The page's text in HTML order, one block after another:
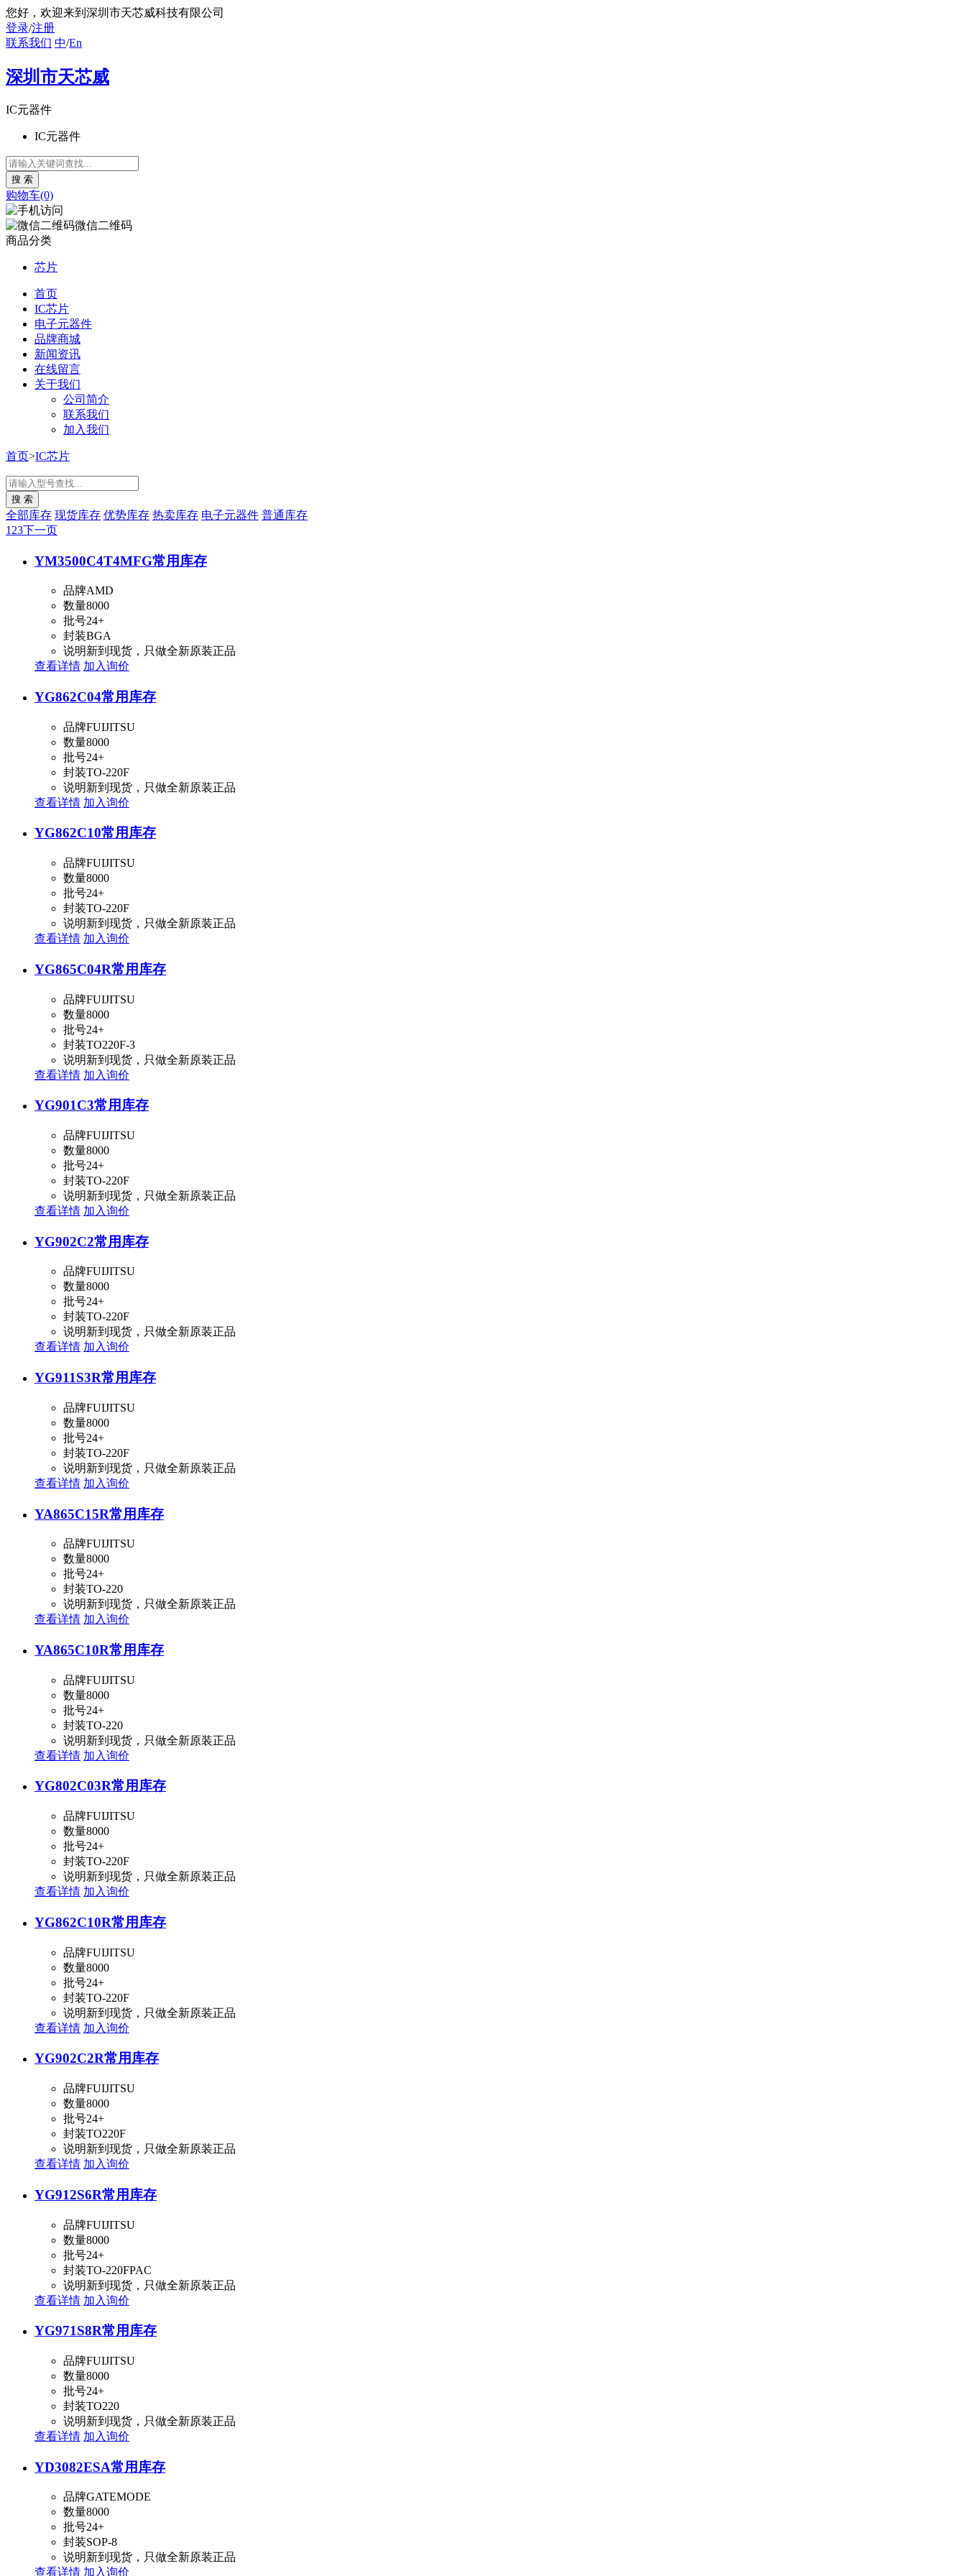
您好 ，欢迎来到深圳市天芯威科技有限公司
登录/注册
联系我们 中/En
深圳市天芯威
IC元器件
IC元器件
购物车(0)
微信二维码
商品分类
芯片
首页
IC芯片
电子元器件
品牌商城
新闻资讯
在线留言
关于我们
公司简介
联系我们
加入我们
首页>IC芯片
全部库存 现货库存 优势库存 热卖库存 电子元器件 普通库存
1 23下一页
YM3500C4T4MFG常用库存
品牌AMD
数量8000
批号24+
封装BGA
说明新到现货，只做全新原装正品
查看详情 加入询价
YG862C04常用库存
品牌FUIJITSU
数量8000
批号24+
封装TO-220F
说明新到现货，只做全新原装正品
查看详情 加入询价
YG862C10常用库存
品牌FUIJITSU
数量8000
批号24+
封装TO-220F
说明新到现货，只做全新原装正品
查看详情 加入询价
YG865C04R常用库存
品牌FUIJITSU
数量8000
批号24+
封装TO220F-3
说明新到现货，只做全新原装正品
查看详情 加入询价
YG901C3常用库存
品牌FUIJITSU
数量8000
批号24+
封装TO-220F
说明新到现货，只做全新原装正品
查看详情 加入询价
YG902C2常用库存
品牌FUIJITSU
数量8000
批号24+
封装TO-220F
说明新到现货，只做全新原装正品
查看详情 加入询价
YG911S3R常用库存
品牌FUIJITSU
数量8000
批号24+
封装TO-220F
说明新到现货，只做全新原装正品
查看详情 加入询价
YA865C15R常用库存
品牌FUIJITSU
数量8000
批号24+
封装TO-220
说明新到现货，只做全新原装正品
查看详情 加入询价
YA865C10R常用库存
品牌FUIJITSU
数量8000
批号24+
封装TO-220
说明新到现货，只做全新原装正品
查看详情 加入询价
YG802C03R常用库存
品牌FUIJITSU
数量8000
批号24+
封装TO-220F
说明新到现货，只做全新原装正品
查看详情 加入询价
YG862C10R常用库存
品牌FUIJITSU
数量8000
批号24+
封装TO-220F
说明新到现货，只做全新原装正品
查看详情 加入询价
YG902C2R常用库存
品牌FUIJITSU
数量8000
批号24+
封装TO220F
说明新到现货，只做全新原装正品
查看详情 加入询价
YG912S6R常用库存
品牌FUIJITSU
数量8000
批号24+
封装TO-220FPAC
说明新到现货，只做全新原装正品
查看详情 加入询价
YG971S8R常用库存
品牌FUIJITSU
数量8000
批号24+
封装TO220
说明新到现货，只做全新原装正品
查看详情 加入询价
YD3082ESA常用库存
品牌GATEMODE
数量8000
批号24+
封装SOP-8
说明新到现货，只做全新原装正品
查看详情 加入询价